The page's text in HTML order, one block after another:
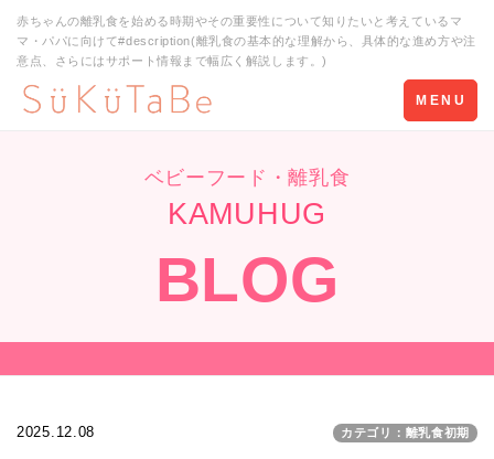
赤ちゃんの離乳食を始める時期やその重要性について知りたいと考えているマ
マ・パパに向けて#description(離乳食の基本的な理解から、具体的な進め方や注
意点、さらにはサポート情報まで幅広く解説します。)
Toggle
navigation
MENU
ベビーフード・離乳食
KAMUHUG
BLOG
2025.12.08 カテゴリ：離乳食初期